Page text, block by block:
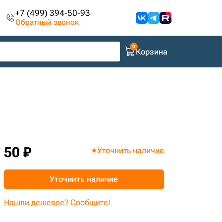
+7 (499) 394-50-93
Обратный звонок
Корзина
50 ₽ Уточнить наличие
Уточнить наличие
Нашли дешевле? Сообщите!